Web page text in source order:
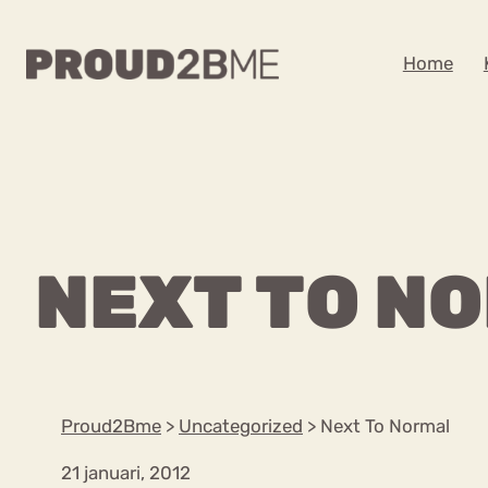
Home
NEXT TO
Proud2Bme > Uncategorized > Next To Normal
21 januari, 2012
Content
Over ons
WAAR BEN JE
Over proud2bme
Vacatures
Privacyverklaring